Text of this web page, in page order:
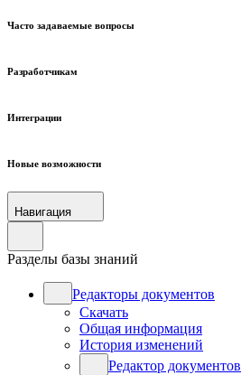
Часто задаваемые вопросы
Разработчикам
Интеграции
Новые возможности
Навигация
Разделы базы знаний
Редакторы документов
Скачать
Общая информация
История изменений
Редактор документов